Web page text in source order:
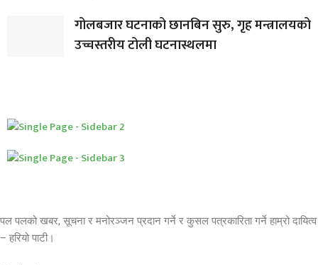
गोलबजार घटनाको छानबिन सुरु, गृह मन्त्रालयको
उच्चस्तरीय टोली घटनास्थलमा
पल पलको खबर, सूचना र मनोरञ्जन प्रदान गर्ने र कुसल पत्रकारिता गर्ने हाम्रो दायित्व
– हरियो पाटी।